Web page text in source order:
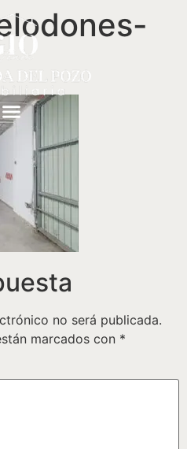
no será publicada.
marcados con *